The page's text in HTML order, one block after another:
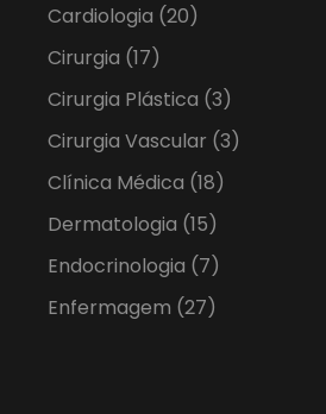
Cardiologia (20)
Cirurgia (17)
Cirurgia Plástica (3)
Cirurgia Vascular (3)
Clínica Médica (18)
Dermatologia (15)
Endocrinologia (7)
Enfermagem (27)